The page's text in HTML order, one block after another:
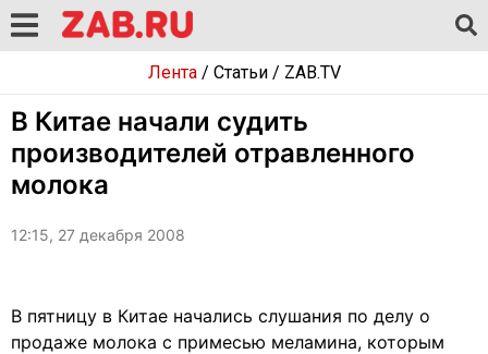
Лента/ Статьи/ ZAB.TV
В Китае начали судить
производителей отравленного
молока
12:15, 27 декабря 2008
В пятницу в Китае начались слушания по делу о
продаже молока с примесью меламина, которым